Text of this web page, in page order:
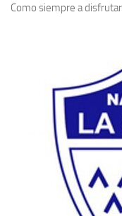
Como siempre a